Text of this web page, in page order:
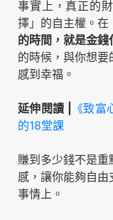
事實上，真正的
擇」的自主權。在
的時間，就是金錢
的時候，與你想
感到幸福。
延伸閱讀 |
《致
的18堂課
賺到多少錢不是
感，讓你能夠自
事情上。